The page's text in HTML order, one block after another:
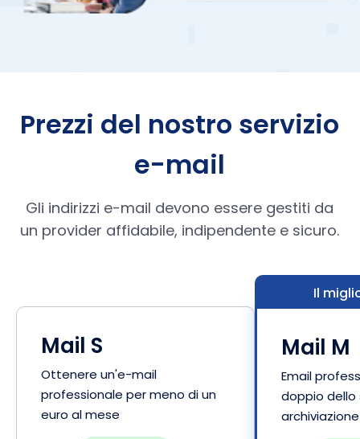
Prezzi del nostro servizio
e-mail
Gli indirizzi e-mail devono essere gestiti da
un provider affidabile, indipendente e sicuro.
Mail S
Ottenere un'e-mail
professionale per meno di un
euro al mese
Il
Mail M
Email
doppio dello
archiviazione